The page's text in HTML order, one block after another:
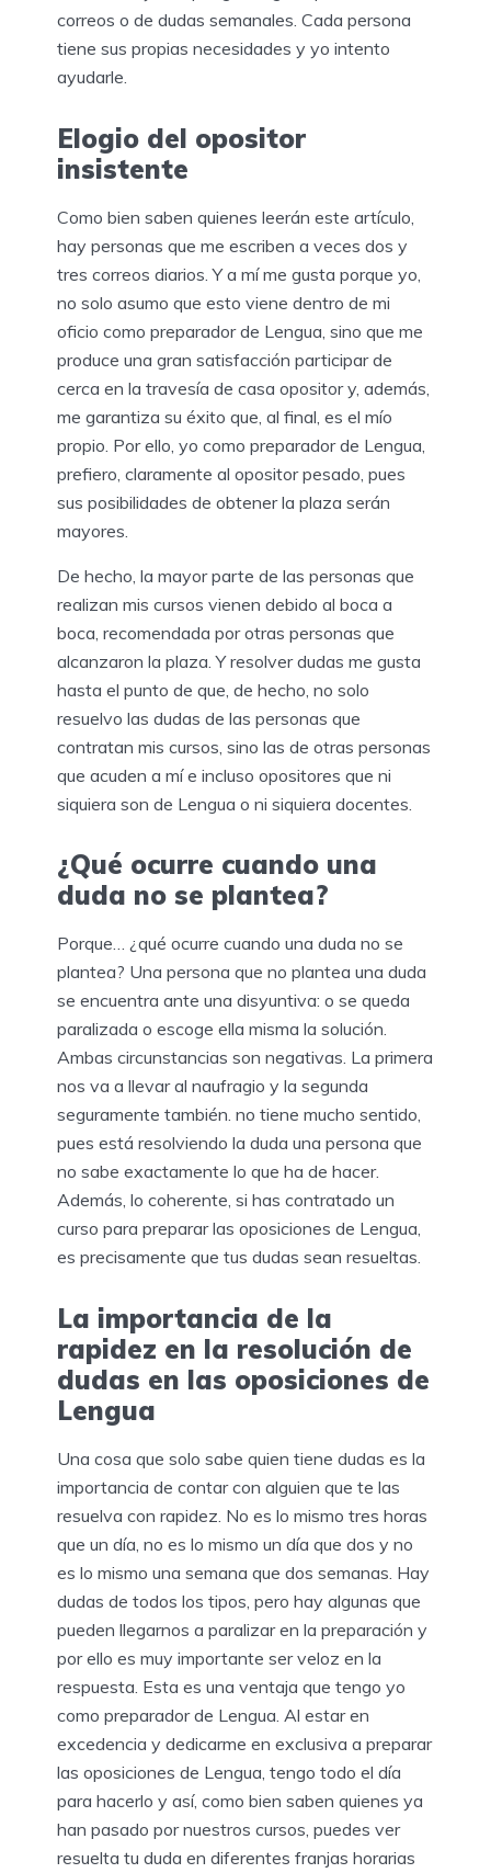
correos o de dudas semanales. Cada persona
tiene sus propias necesidades y yo intento
ayudarle.
Elogio del opositor
insistente
Como bien saben quienes leerán este artículo,
hay personas que me escriben a veces dos y
tres correos diarios. Y a mí me gusta porque yo,
no solo asumo que esto viene dentro de mi
oficio como preparador de Lengua, sino que me
produce una gran satisfacción participar de
cerca en la travesía de casa opositor y, además,
me garantiza su éxito que, al final, es el mío
propio. Por ello, yo como preparador de Lengua,
prefiero, claramente al opositor pesado, pues
sus posibilidades de obtener la plaza serán
mayores.
De hecho, la mayor parte de las personas que
realizan mis cursos vienen debido al boca a
boca, recomendada por otras personas que
alcanzaron la plaza. Y resolver dudas me gusta
hasta el punto de que, de hecho, no solo
resuelvo las dudas de las personas que
contratan mis cursos, sino las de otras personas
que acuden a mí e incluso opositores que ni
siquiera son de Lengua o ni siquiera docentes.
¿Qué ocurre cuando una
duda no se plantea?
Porque… ¿qué ocurre cuando una duda no se
plantea? Una persona que no plantea una duda
se encuentra ante una disyuntiva: o se queda
paralizada o escoge ella misma la solución.
Ambas circunstancias son negativas. La primera
nos va a llevar al naufragio y la segunda
seguramente también. no tiene mucho sentido,
pues está resolviendo la duda una persona que
no sabe exactamente lo que ha de hacer.
Además, lo coherente, si has contratado un
curso para preparar las oposiciones de Lengua,
es precisamente que tus dudas sean resueltas.
La importancia de la
rapidez en la resolución de
dudas en las oposiciones de
Lengua
Una cosa que solo sabe quien tiene dudas es la
importancia de contar con alguien que te las
resuelva con rapidez. No es lo mismo tres horas
que un día, no es lo mismo un día que dos y no
es lo mismo una semana que dos semanas. Hay
dudas de todos los tipos, pero hay algunas que
pueden llegarnos a paralizar en la preparación y
por ello es muy importante ser veloz en la
respuesta. Esta es una ventaja que tengo yo
como preparador de Lengua. Al estar en
excedencia y dedicarme en exclusiva a preparar
las oposiciones de Lengua, tengo todo el día
para hacerlo y así, como bien saben quienes ya
han pasado por nuestros cursos, puedes ver
resuelta tu duda en diferentes franjas horarias